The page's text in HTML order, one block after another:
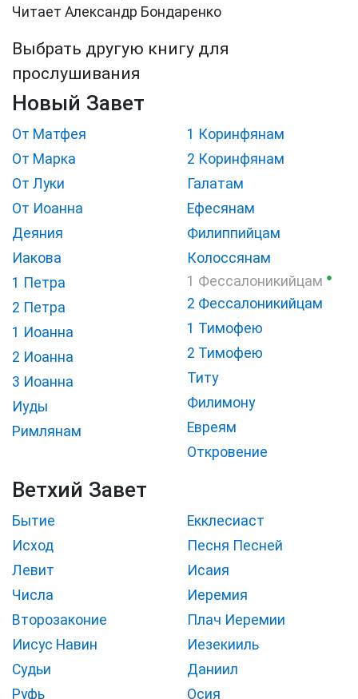
Читает Александр Бондаренко
Выбрать другую книгу для
прослушивания
Новый Завет
От Матфея
От Марка
От Луки
От Иоанна
Деяния
Иакова
1 Петра
2 Петра
1 Иоанна
2 Иоанна
3 Иоанна
Иуды
Римлянам
1 Коринфянам
2 Коринфянам
Галатам
Ефесянам
Филиппийцам
Колоссянам
1 Фессалоникийцам ●
2 Фессалоникийцам
1 Тимофею
2 Тимофею
Титу
Филимону
Евреям
Откровение
Ветхий Завет
Бытие
Исход
Левит
Числа
Второзаконие
Иисус Навин
Судьи
Руфь
Екклесиаст
Песня Песней
Исаия
Иеремия
Плач Иеремии
Иезекииль
Даниил
Осия